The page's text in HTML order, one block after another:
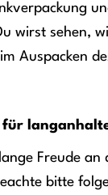
wirst sehen,
Auspacken
für
Freude an
bitte